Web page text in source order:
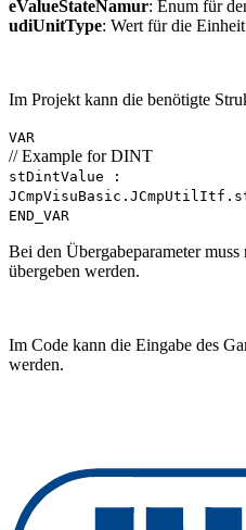
eValueStateNamur: Enum für
udiUnitType: Wert für die
Im Projekt kann die benötigte
VAR
// Example for DINT
stDintValue :
END_VAR
Bei den Übergabeparameter
übergeben werden.
Im Code kann die Eingabe des
werden.